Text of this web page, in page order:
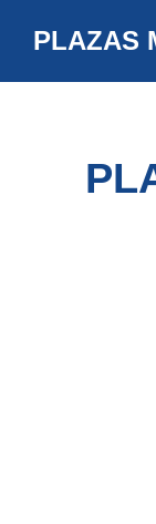
PLAZAS